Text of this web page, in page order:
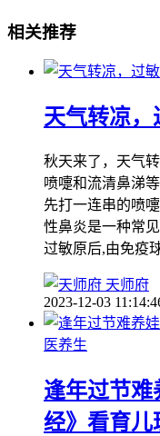
相关推荐
天气转凉，
秋天来了，天气
喷嚏和流清鼻涕
先打一连串的喷
性鼻炎是一种常
过敏原后,由免疫
天师府
2023-12-03
医养生
逢年过节
经》看育儿